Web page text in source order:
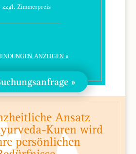
zzgl. Zimmerpreis
ANZEIGEN
Ansatz
Kuren wird
persönlichen